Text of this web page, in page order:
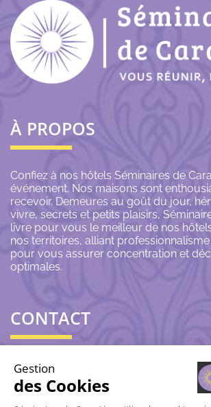
À PROPOS
Confiez à nos hôtels Séminaires de
événement. Nos maisons sont
recevoir. Demeures au goût du jour,
vivre, secrets et petits plaisirs,
livre pour vous le meilleur de nos
nos territoires, alliant professionnalisme
pour vous assurer concentration et
optimales.
CONTACT
06 43 69 79 72
contact@seminairesdecaractere.fr
Gestion
des Cookies